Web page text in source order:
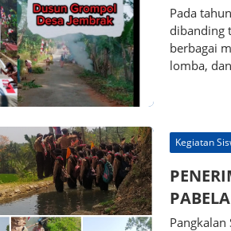
Pada
dibanding
berbagai
lomba,
Kegiatan